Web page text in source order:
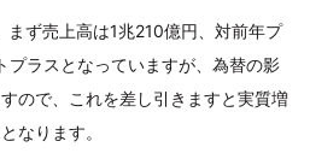
ず売上高は1兆210億円、対前年プ
プラスとなっていますが、為替の影
ので、これを差し引きますと実質増
なります。